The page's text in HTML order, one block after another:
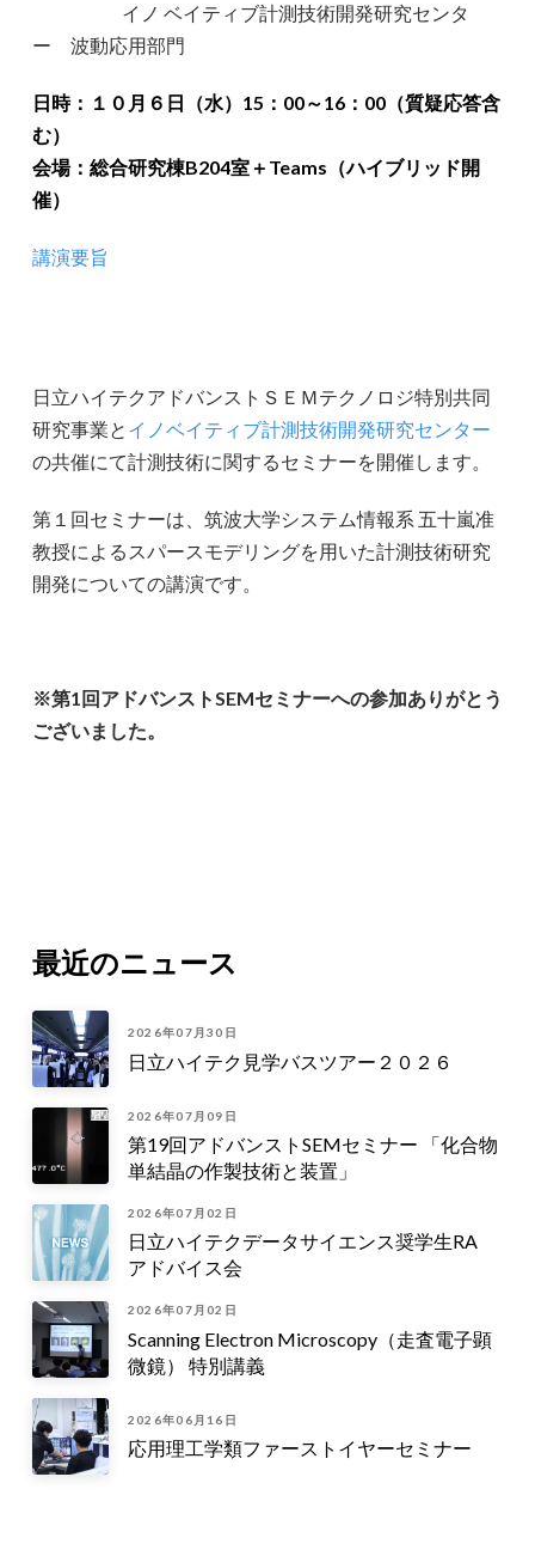
イノ ベイティブ計測技術開発研究センタ
ー 波動応用部門
日時：１０月６日（水）15：00～16：00（質疑応答含
む）
会場：総合研究棟B204室＋Teams（ハイブリッド開
催）
講演要旨
日立ハイテクアドバンストＳＥＭテクノロジ特別共同
研究事業と イノベイティブ計測技術開発研究センター
の共催にて計測技術に関するセミナーを開催します。
第１回セミナーは、筑波大学システム情報系 五十嵐准
教授によるスパースモデリングを用いた計測技術研究
開発についての講演です。
※第1回アドバンストSEMセミナーへの参加ありがとう
ございました。
最近のニュース
2026年07月30日
日立ハイテク見学バスツアー２０２６
2026年07月09日
第19回アドバンストSEMセミナー 「化合物
単結晶の作製技術と装置」
2026年07月02日
日立ハイテクデータサイエンス奨学生RA
アドバイス会
2026年07月02日
Scanning Electron Microscopy（走査電子顕
微鏡） 特別講義
2026年06月16日
応用理工学類ファーストイヤーセミナー